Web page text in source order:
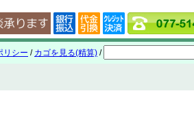
リシー / カゴを見る(精算) /